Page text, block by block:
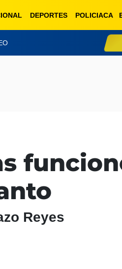
DEPORTES POLICIACA
Reyes